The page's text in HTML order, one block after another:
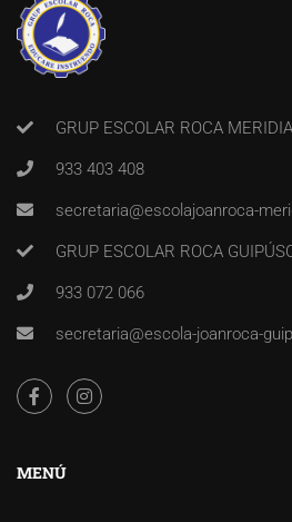
GRUP ESCOLAR ROCA
933 403 408
secretaria@escolajoanroca-
GRUP ESCOLAR ROCA
933 072 066
secretaria@escola-joanroca-
MENÚ